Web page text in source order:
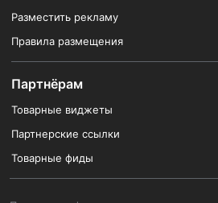
Разместить рекламу
Правила размещения
Партнёрам
Товарные виджеты
Партнерские ссылки
Товарные фиды